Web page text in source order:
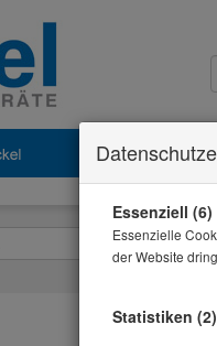
Essenziell (6)
Essenzielle
der Website
Statistiken (2)